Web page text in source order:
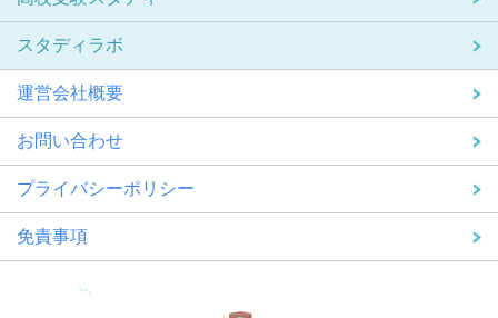
スタディラボ
運営会社概要
お問い合わせ
プライバシーポリシー
免責事項